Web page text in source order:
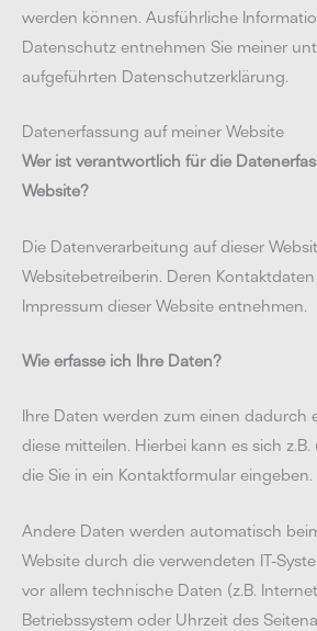
werden können. Ausführliche
Datenschutz entnehmen Sie meiner
aufgeführten Datenschutzerklärung.
Datenerfassung auf meiner Website
Wer ist verantwortlich für die
Website?
Die Datenverarbeitung auf dieser
Websitebetreiberin. Deren
Impressum dieser Website entnehmen.
Wie erfasse ich Ihre Daten?
Ihre Daten werden zum einen dadurch
diese mitteilen. Hierbei kann es sich
die Sie in ein Kontaktformular eingeben.
Andere Daten werden automatisch
Website durch die verwendeten IT-
vor allem technische Daten (z.B.
Betriebssystem oder Uhrzeit des